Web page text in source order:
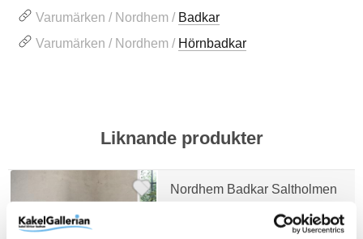
Varumärken / Nordhem / Badkar
Varumärken / Nordhem / Hörnbadkar
Liknande produkter
Nordhem Badkar Saltholmen